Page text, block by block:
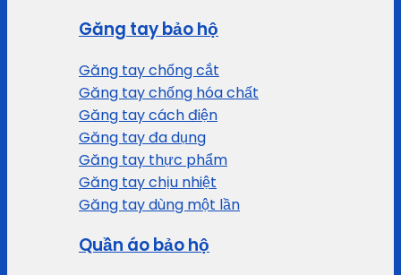
Găng tay bảo hộ
Găng tay chống cắt
Găng tay chống hóa chất
Găng tay cách điện
Găng tay đa dụng
Găng tay thực phẩm
Găng tay chịu nhiệt
Găng tay dùng một lần
Quần áo bảo hộ